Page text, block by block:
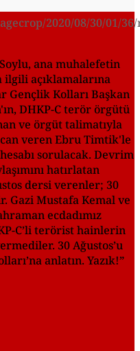
2020/08/30/01/36/
ana muhalefetin
ilgili açıklamalarına
Gençlik Kolları Başkan
DHKP-C terör örgütü
ve örgüt talimatıyla
veren Ebru Timtik'le
sorulacak. Devrim
hatırlatan
dersi verenler; 30
Gazi Mustafa Kemal ve
ecdadımız
C’li terörist hainlerin
30 Ağustos’u
anlatın. Yazık!”